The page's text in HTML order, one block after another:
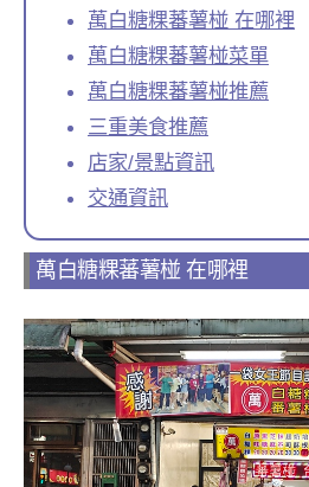
萬白糖粿蕃薯椪 在哪裡
萬白糖粿蕃薯椪菜單
萬白糖粿蕃薯椪推薦
三重美食推薦
店家/景點資訊
交通資訊
萬白糖粿蕃薯椪 在哪裡